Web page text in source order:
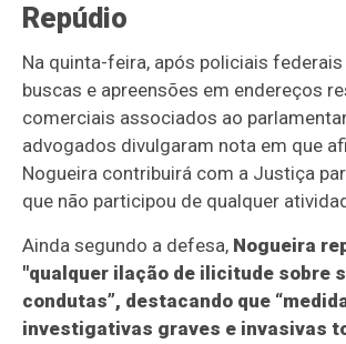
Repúdio
Na quinta-feira, após policiais
buscas e apreensões em endereços
comerciais associados ao
advogados divulgaram nota em que
Nogueira contribuirá com a Justiça
que não participou de qualquer
Ainda segundo a defesa, Nogueira
"qualquer ilação de ilicitude sobre
condutas”, destacando que
investigativas graves e invasivas